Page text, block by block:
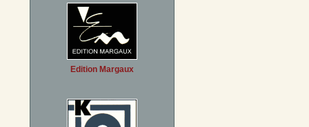
Edition Margaux